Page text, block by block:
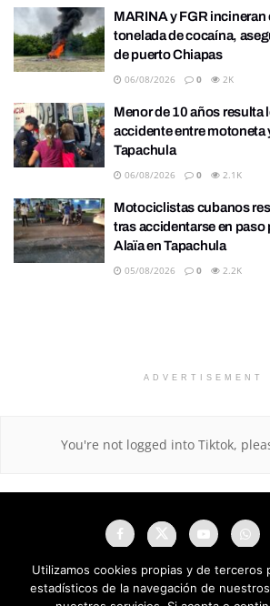
MARINA y FGR incineran
tonelada de cocaína,
de puerto Chiapas
06/08/2026 0 2K
Menor de 10 años resulta
accidente entre motoneta
Tapachula
06/08/2026 0 2.1K
Motociclistas cubanos
tras accidentarse en paso
Alaïa en Tapachula
05/08/2026 0 2.2K
ADVERTISEMENT
You're not logged into Tiktok,
Utilizamos cookies propias y de terceros
estadísticos de la navegación de